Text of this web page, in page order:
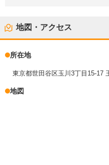
地図・アクセス
所在地
東京都世田谷区玉川3丁目15-17
地図